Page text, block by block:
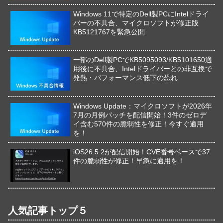
Windows 11で特定のDell製PCにIntelドライ
バーの不具合、マイクロソフトが修正版
KB5121767を緊急公開
一部のDell製PCでKB5095093/KB5101650適
用後に不具合、Intelドライバーとの非互換で
発熱・パフォーマンス低下の恐れ
Windows Update：マイクロソフトが2026年
7月の月例パッチを配信開始！3件のゼロデ
イ含む570件の脆弱性を修正！今すぐ適用
を！
iOS26.5.2が配信開始！CVE番号ベースで37
件の脆弱性が修正！早急に適用を！
人気記事トップ５